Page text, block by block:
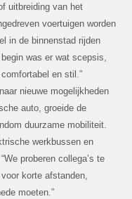
uitbreiding van het
voertuigen worden
in de binnenstad rijden
was er wat scepsis,
en stil.”
nieuwe mogelijkheden
auto, groeide de
duurzame mobiliteit.
werkbussen en
proberen collega’s te
korte afstanden,
moeten.”